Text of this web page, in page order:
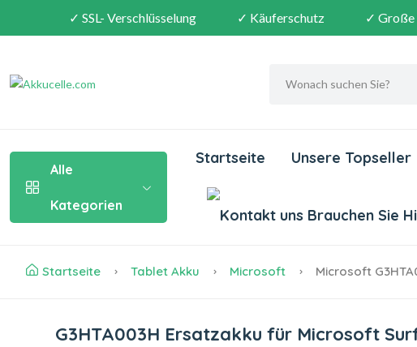
✓ SSL- Verschlüsselung ✓ Käuferschutz ✓ Große
Alle
Kategorien
Startseite Unsere Topseller
Brauchen Sie
Startseite Tablet Akku Microsoft Microsoft
G3HTA003H Ersatzakku für Microsoft